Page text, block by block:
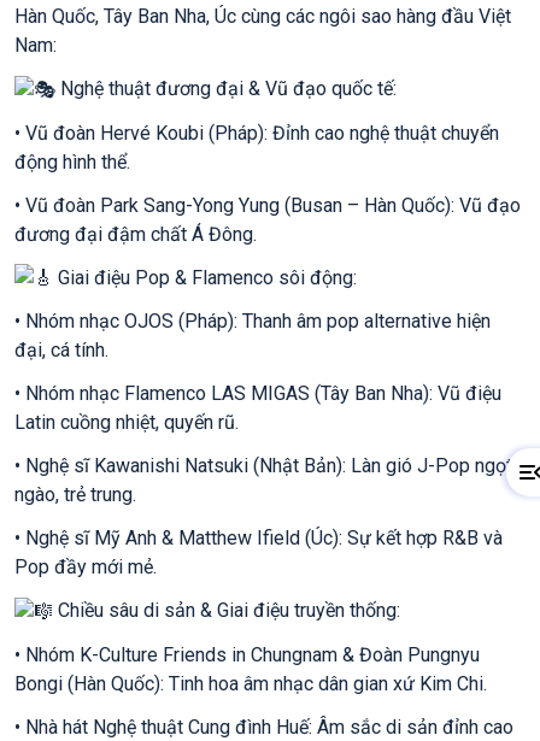
Hàn Quốc, Tây Ban Nha, Úc cùng các ngôi sao hàng đầu Việt
Nam:
Nghệ thuật đương đại & Vũ đạo quốc tế:
• Vũ đoàn Hervé Koubi (Pháp): Đỉnh cao nghệ thuật chuyển
động hình thể.
• Vũ đoàn Park Sang-Yong Yung (Busan – Hàn Quốc): Vũ đạo
đương đại đậm chất Á Đông.
Giai điệu Pop & Flamenco sôi động:
• Nhóm nhạc OJOS (Pháp): Thanh âm pop alternative hiện
đại, cá tính.
• Nhóm nhạc Flamenco LAS MIGAS (Tây Ban Nha): Vũ điệu
Latin cuồng nhiệt, quyến rũ.
• Nghệ sĩ Kawanishi Natsuki (Nhật Bản): Làn gió J-Pop ngọt
ngào, trẻ trung.
• Nghệ sĩ Mỹ Anh & Matthew Ifield (Úc): Sự kết hợp R&B và
Pop đầy mới mẻ.
Chiều sâu di sản & Giai điệu truyền thống:
• Nhóm K-Culture Friends in Chungnam & Đoàn Pungnyu
Bongi (Hàn Quốc): Tinh hoa âm nhạc dân gian xứ Kim Chi.
• Nhà hát Nghệ thuật Cung đình Huế: Âm sắc di sản đỉnh cao